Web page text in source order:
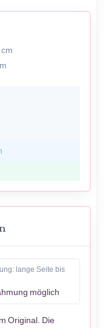
lange Seite bis
möglich
Original. Die